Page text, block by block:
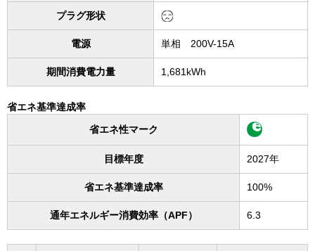
プラグ形状
電源 単相 200V-15A
期間消費電力量 1,681kWh
省エネ基準達成率
省エネ性マーク
目標年度 2027年
省エネ基準達成率 100%
通年エネルギー消費効率（APF） 6.3